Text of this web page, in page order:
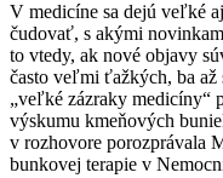
V medicíne sa dejú veľké
čudovať, s akými
to vtedy, ak nové objavy
často veľmi ťažkých, ba
„veľké zázraky medicíny“
výskumu kmeňových
v rozhovore porozprávala
bunkovej terapie v